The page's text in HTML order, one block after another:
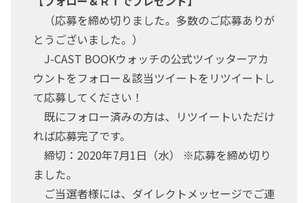
（応募を締め切りました。多数のご応募ありが
とうございました。）
J-CAST BOOKウォッチの公式ツイッターアカ
ウントをフォロー＆該当ツイートをリツイートし
て応募してください！
既にフォロー済みの方は、リツイートいただけ
れば応募完了です。
締切：2020年7月1日（水） ※応募を締め切り
ました。
ご当選者様には、ダイレクトメッセージでご連